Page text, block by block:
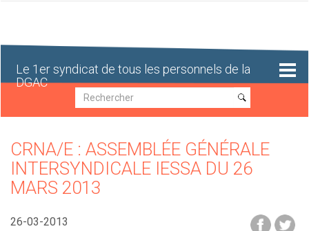
Le 1er syndicat de tous les personnels de la
DGAC
Recherche
Recherche
CRNA/E : ASSEMBLÉE GÉNÉRALE
INTERSYNDICALE IESSA DU 26
MARS 2013
26-03-2013